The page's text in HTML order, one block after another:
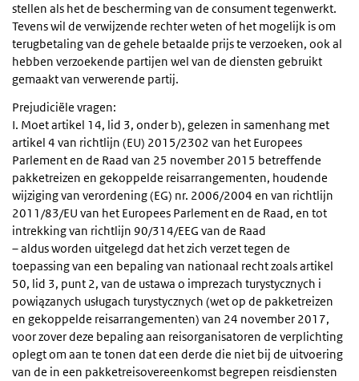
stellen als het de bescherming van de consument tegenwerkt.
Tevens wil de verwijzende rechter weten of het mogelijk is om
terugbetaling van de gehele betaalde prijs te verzoeken, ook al
hebben verzoekende partijen wel van de diensten gebruikt
gemaakt van verwerende partij.
Prejudiciële vragen:
I. Moet artikel 14, lid 3, onder b), gelezen in samenhang met
artikel 4 van richtlijn (EU) 2015/2302 van het Europees
Parlement en de Raad van 25 november 2015 betreffende
pakketreizen en gekoppelde reisarrangementen, houdende
wijziging van verordening (EG) nr. 2006/2004 en van richtlijn
2011/83/EU van het Europees Parlement en de Raad, en tot
intrekking van richtlijn 90/314/EEG van de Raad
– aldus worden uitgelegd dat het zich verzet tegen de
toepassing van een bepaling van nationaal recht zoals artikel
50, lid 3, punt 2, van de ustawa o imprezach turystycznych i
powiązanych usługach turystycznych (wet op de pakketreizen
en gekoppelde reisarrangementen) van 24 november 2017,
voor zover deze bepaling aan reisorganisatoren de verplichting
oplegt om aan te tonen dat een derde die niet bij de uitvoering
van de in een pakketreisovereenkomst begrepen reisdiensten